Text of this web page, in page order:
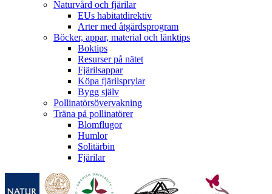
Naturvård och fjärilar
EUs habitatdirektiv
Arter med åtgärdsprogram
Böcker, appar, material och länktips
Boktips
Resurser på nätet
Fjärilsappar
Köpa fjärilsprylar
Bygg själv
Pollinatörsövervakning
Träna på pollinatörer
Blomflugor
Humlor
Solitärbin
Fjärilar